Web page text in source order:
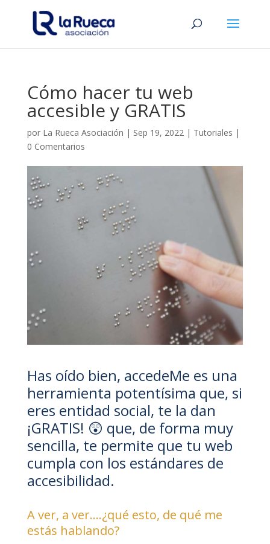
Cómo hacer tu web
accesible y GRATIS
por La Rueca Asociación | Sep 19, 2022| Tutoriales |
0 Comentarios
Has oído bien, accedeMe es una
herramienta potentísima que, si
eres entidad social, te la dan
¡GRATIS! 😲 que, de forma muy
sencilla, te permite que tu web
cumpla con los estándares de
accesibilidad.
A ver, a ver….¿qué esto, de qué me
estás hablando?